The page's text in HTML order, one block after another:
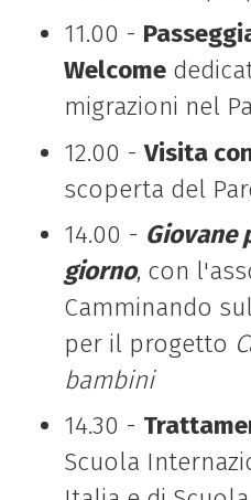
11.00 -
Welcome
migrazioni nel
12.00 -Visita
scoperta del
14.00 - Giovane
giorno, con
Camminando
per il progetto
bambini
14.30 -
Scuola